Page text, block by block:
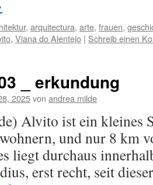
, arquitectura, arte, frauen,
, Viana do Alentejo | Schreib einen
_ erkundung
2025von andrea milde
ist ein kleines
und nur 8 km
liegt durchaus
erst recht, seit